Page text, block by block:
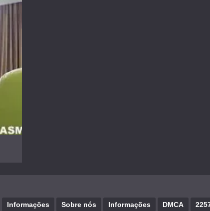
Informações Sobre nós Informações DMCA